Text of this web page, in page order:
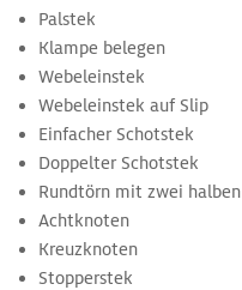
Palstek
Klampe belegen
Webeleinstek
Webeleinstek auf Slip
Einfacher Schotstek
Doppelter Schotstek
Rundtörn mit zwei
Achtknoten
Kreuzknoten
Stopperstek